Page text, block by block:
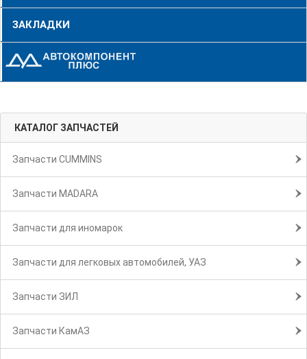
ЗАКЛАДКИ
КАТАЛОГ ЗАПЧАСТЕЙ
Запчасти CUMMINS
Запчасти MADARA
Запчасти для иномарок
Запчасти для легковых автомобилей, УАЗ
Запчасти ЗИЛ
Запчасти КамАЗ